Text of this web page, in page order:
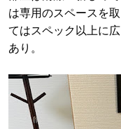
は専用のスペースを
てはスペック以上に
あり。